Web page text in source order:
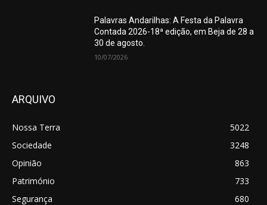
Palavras Andarilhas: A Festa da Palavra
Contada 2026-18ª edição, em Beja de 28 a
30 de agosto.
10/07/2026
ARQUIVO
Nossa Terra
5022
Sociedade
3248
Opinião
863
Património
733
Segurança
680